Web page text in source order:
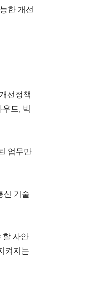
한 개선
선정책
드, 빅
업무만
신 기술
할 사안
켜지는